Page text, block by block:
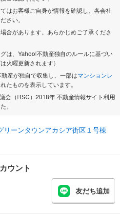
はお客様ご自身が情報を確認し、各会社
さい。
合があります。あらかじめご了承くださ
は、Yahoo!不動産独自のルールに基づい
火曜更新されます）
産が独自で収集し、一部はマンションレ
たものを表示しています。
会（RSC）2018年 不動産情報サイト利用
。
リーンタウンアカシア街区１号棟
ウント
友だち追加